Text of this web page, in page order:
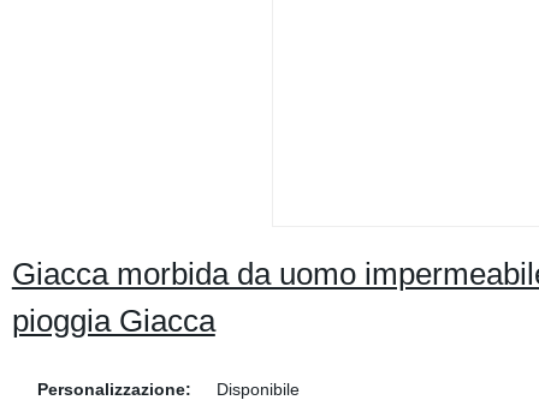
Giacca morbida da uomo
pioggia Giacca
Personalizzazione:
Disponibile